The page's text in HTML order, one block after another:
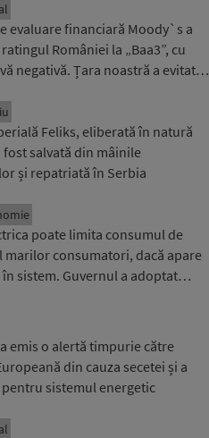
evaluare financiară Moody`s a
României la „Baa3”, cu
negativă. Țara noastră a evitat…
Feliks, eliberată în natură
fost salvată din mâinile
și repatriată în Serbia
poate limita consumul de
marilor consumatori, dacă apare
sistem. Guvernul a adoptat…
emis o alertă timpurie către
din cauza secetei și a
sistemul energetic